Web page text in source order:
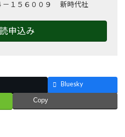
１５６００９ 新時代社
申込み
Bluesky
Copy